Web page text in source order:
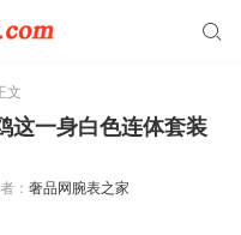

文
这一身白色连体套装
： 奢品网腕表之家